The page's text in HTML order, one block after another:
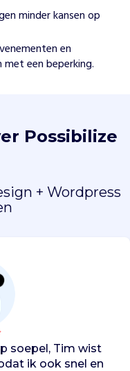
minder kansen op
en
een beperking.
Possibilize
+ Wordpress
soepel, Tim wist
ik ook snel en